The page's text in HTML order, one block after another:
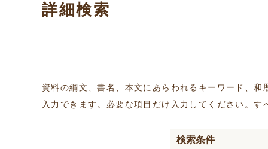
詳細検索
資料の綱文、書名、本文にあらわれるキーワード、
入力できます。必要な項目だけ入力してください。
検索条件